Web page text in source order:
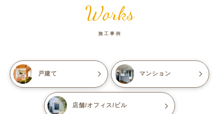
Works
施工事例
戸建て マンション
店舗/オフィス/ビル